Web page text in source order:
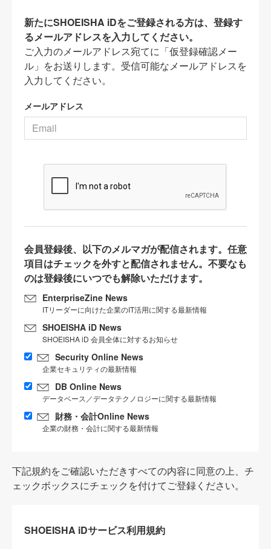
新たにSHOEISHA iDをご登録される方は、登録す
るメールアドレスを入力してください。
ご入力のメールアドレス宛てに「仮登録確認メー
ル」をお送りします。受信可能なメールアドレスを
入力してください。
メールアドレス
会員登録後、以下のメルマガが配信されます。任意
項目はチェックを外すと配信されません。不要なも
のは登録後にいつでも解除いただけます。
EnterpriseZine News
ITリーダーに向けた企業のIT活用に関する最新情報
SHOEISHA iD News
SHOEISHA iD 会員全体に対するお知らせ
Security Online News
企業セキュリティの最新情報
DB Online News
データベース／データテクノロジーに関する最新情報
財務・会計Online News
企業の財務・会計に関する最新情報
下記規約をご確認いただきすべての内容に同意の上、チ
ェックボックスにチェックを付けてご登録ください。
SHOEISHA iDサービス利用規約